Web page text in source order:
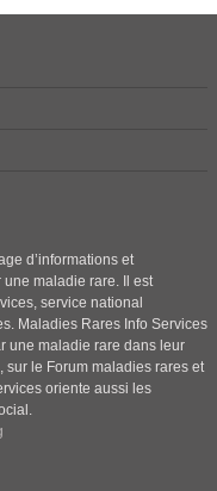
d’informations et
maladie rare. Il est
service national
Maladies Rares Info Services
une maladie rare dans leur
le Forum maladies rares et
oriente aussi les